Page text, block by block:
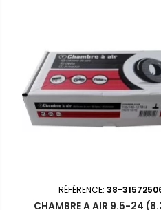
RÉFÉRENCE: 38-
CHAMBRE A AIR 9.5-24